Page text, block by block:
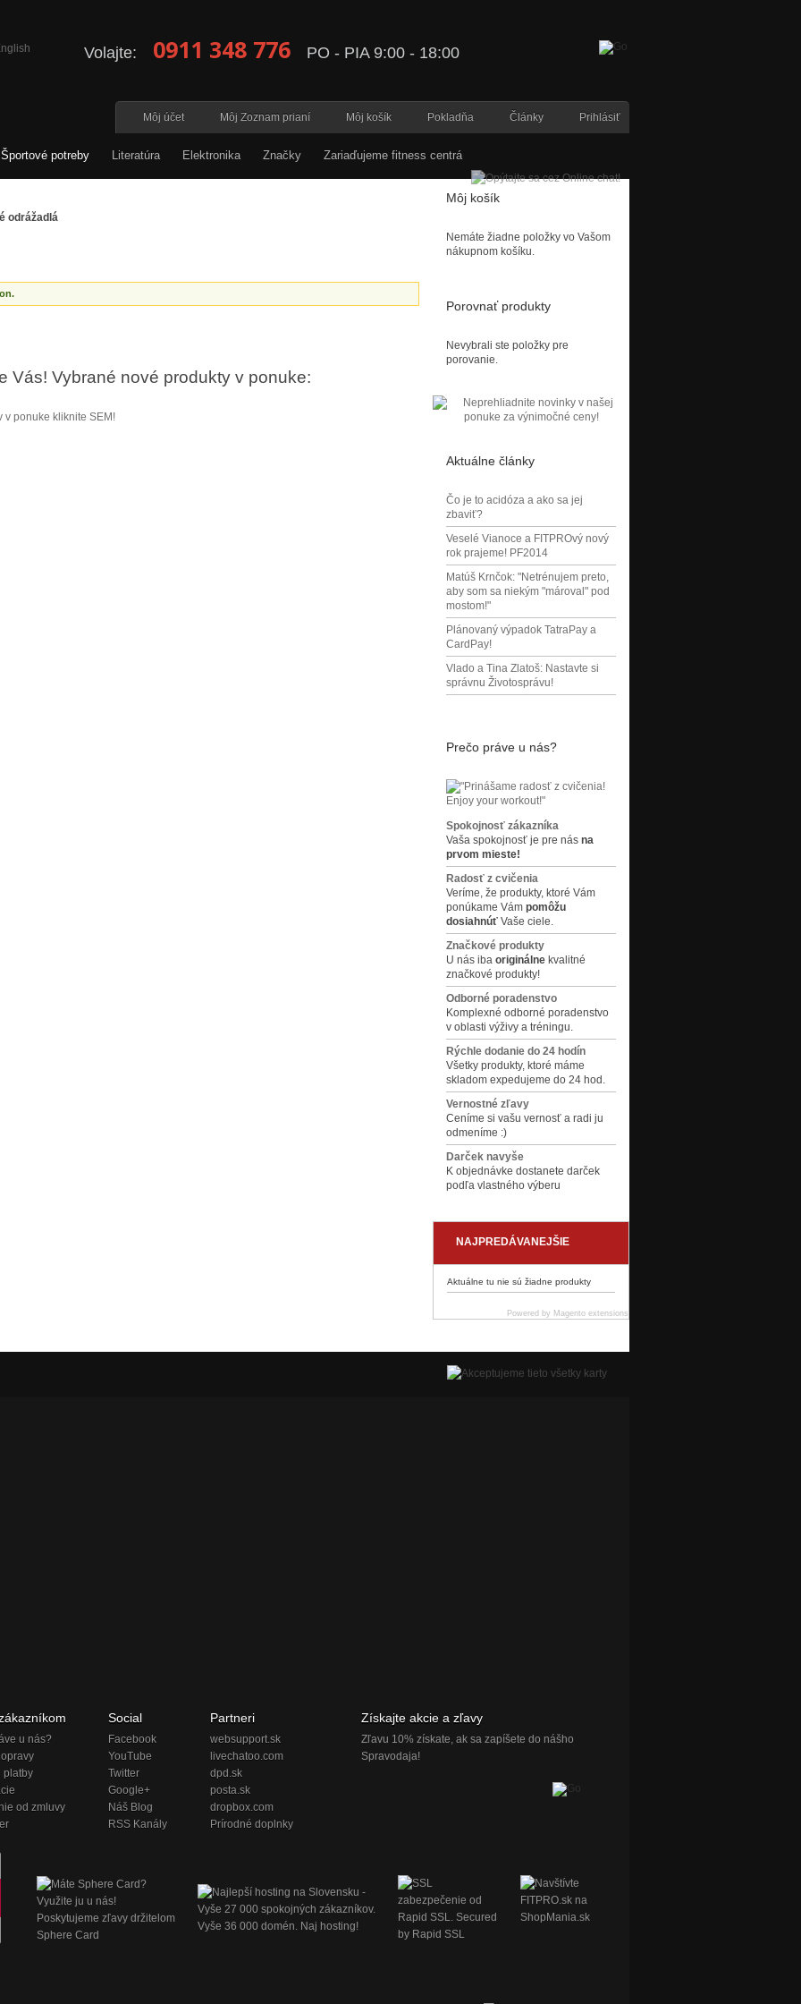
Volajte: 0911 348 776 PO - PIA 9:00 - 18:00
Môj účet Môj Zoznam prianí Môj košík Pokladňa Články Prihlásiť
Športové potreby Literatúra Elektronika Značky Zariaďujeme fitness centrá
odrážadlá
Vás! Vybrané nové produkty v ponuke:
ponuke kliknite SEM!
Môj košík
Nemáte žiadne položky vo Vašom
nákupnom košíku.
Porovnať produkty
Nevybrali ste položky pre
porovanie.
Aktuálne články
Čo je to acidóza a ako sa jej
zbaviť?
Veselé Vianoce a FITPROvý nový
rok prajeme! PF2014
Matúš Krnčok: "Netrénujem preto,
aby som sa niekým "mároval" pod
mostom!"
Plánovaný výpadok TatraPay a
CardPay!
Vlado a Tina Zlatoš: Nastavte si
správnu Životosprávu!
Prečo práve u nás?
Spokojnosť zákazníka
Vaša spokojnosť je pre nás na
prvom mieste!
Radosť z cvičenia
Veríme, že produkty, ktoré Vám
ponúkame Vám pomôžu
dosiahnúť Vaše ciele.
Značkové produkty
U nás iba originálne kvalitné
značkové produkty!
Odborné poradenstvo
Komplexné odborné poradenstvo
v oblasti výživy a tréningu.
Rýchle dodanie do 24 hodín
Všetky produkty, ktoré máme
skladom expedujeme do 24 hod.
Vernostné zľavy
Ceníme si vašu vernosť a radi ju
odmeníme :)
Darček navyše
K objednávke dostanete darček
podľa vlastného výberu
NAJPREDÁVANEJŠIE
Aktuálne tu nie sú žiadne produkty
Powered by Magento extensions
Získajte akcie a zľavy
Zľavu 10% získate, ak sa zapíšete do nášho
Spravodaja!
u nás?
platby
od zmluvy
Social
Facebook
YouTube
Twitter
Google+
Náš Blog
RSS Kanály
Partneri
websupport.sk
livechatoo.com
dpd.sk
posta.sk
dropbox.com
Prírodné doplnky